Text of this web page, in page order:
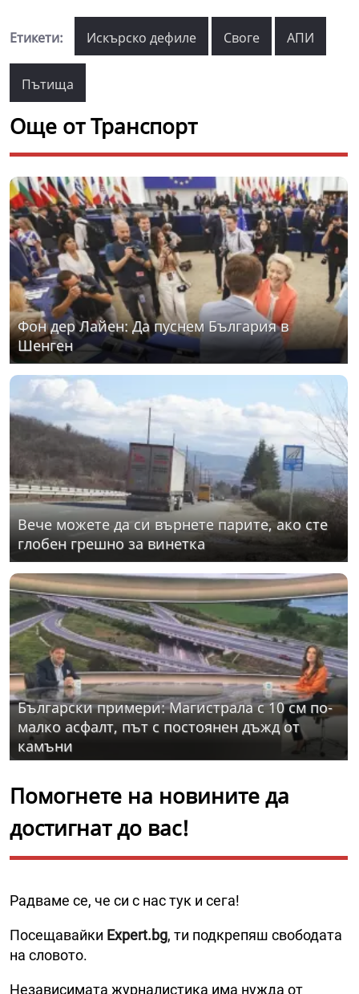
Етикети: Искърско дефиле Своге АПИ
Пътища
Още от Транспорт
Фон дер Лайен: Да пуснем България в
Шенген
Вече можете да си върнете парите, ако сте
глобен грешно за винетка
Български примери: Магистрала с 10 см по-
малко асфалт, път с постоянен дъжд от
камъни
Помогнете на новините да
достигнат до вас!
Радваме се, че си с нас тук и сега!
Посещавайки Expert.bg, ти подкрепяш свободата
на словото.
Независимата журналистика има нужда от